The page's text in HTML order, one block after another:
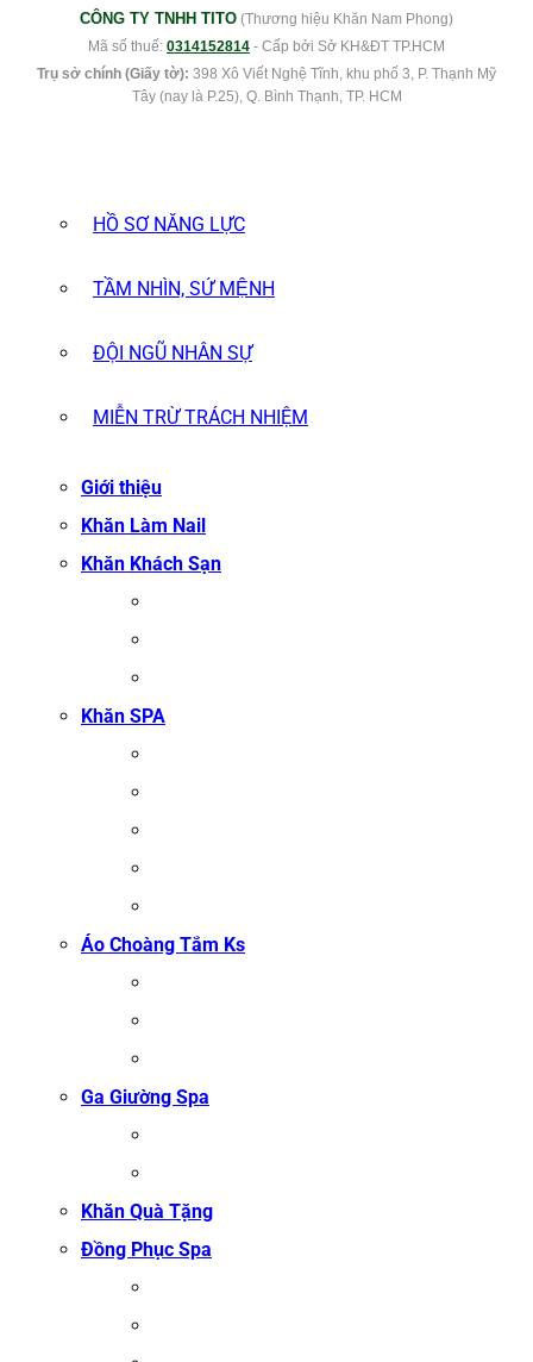
CÔNG TY TNHH TITO (Thương hiệu Khăn Nam Phong)
Mã số thuế: 0314152814 - Cấp bởi Sở KH&ĐT TP.HCM
Trụ sở chính (Giấy tờ): 398 Xô Viết Nghệ Tĩnh, khu phố 3, P. Thạnh Mỹ
Tây (nay là P.25), Q. Bình Thạnh, TP. HCM
HỒ SƠ NĂNG LỰC
TẦM NHÌN, SỨ MỆNH
ĐỘI NGŨ NHÂN SỰ
MIỄN TRỪ TRÁCH NHIỆM
Giới thiệu
Khăn Làm Nail
Khăn Khách Sạn
Khăn SPA
Áo Choàng Tắm Ks
Ga Giường Spa
Khăn Quà Tặng
Đồng Phục Spa